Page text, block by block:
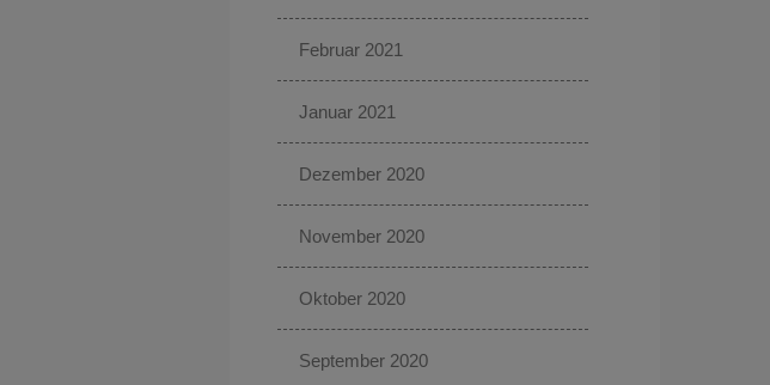
Februar 2021
Januar 2021
Dezember 2020
November 2020
Oktober 2020
September 2020